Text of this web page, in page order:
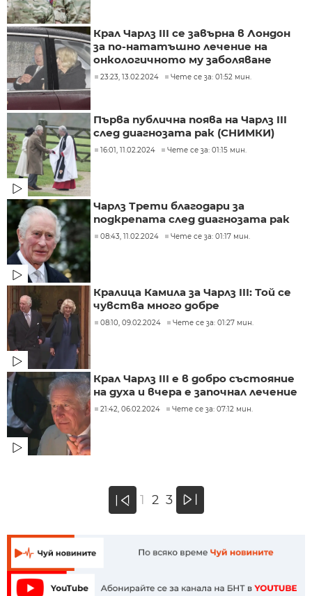
Крал Чарлз III се завърна в Лондон
за по-нататъшно лечение на
онкологичното му заболяване
23:23, 13.02.2024 Чете се за: 01:52 мин.
Първа публична поява на Чарлз III
след диагнозата рак (СНИМКИ)
16:01, 11.02.2024 Чете се за: 01:15 мин.
Чарлз Трети благодари за
подкрепата след диагнозата рак
08:43, 11.02.2024 Чете се за: 01:17 мин.
Кралица Камила за Чарлз III: Той се
чувства много добре
08:10, 09.02.2024 Чете се за: 01:27 мин.
Крал Чарлз III е в добро състояние
на духа и вчера е започнал лечение
21:42, 06.02.2024 Чете се за: 07:12 мин.
« 1 2 3 »